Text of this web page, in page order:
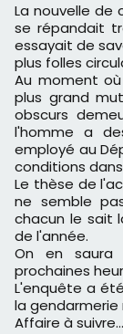
La nouvelle de
se répandait
essayait de
plus folles
Au moment
plus grand
obscurs
l'homme a
employé au
conditions
Le thèse de
ne semble
chacun le sait
de l'année.
On en
prochaines
L'enquête a
la gendarmerie
Affaire à suivre…